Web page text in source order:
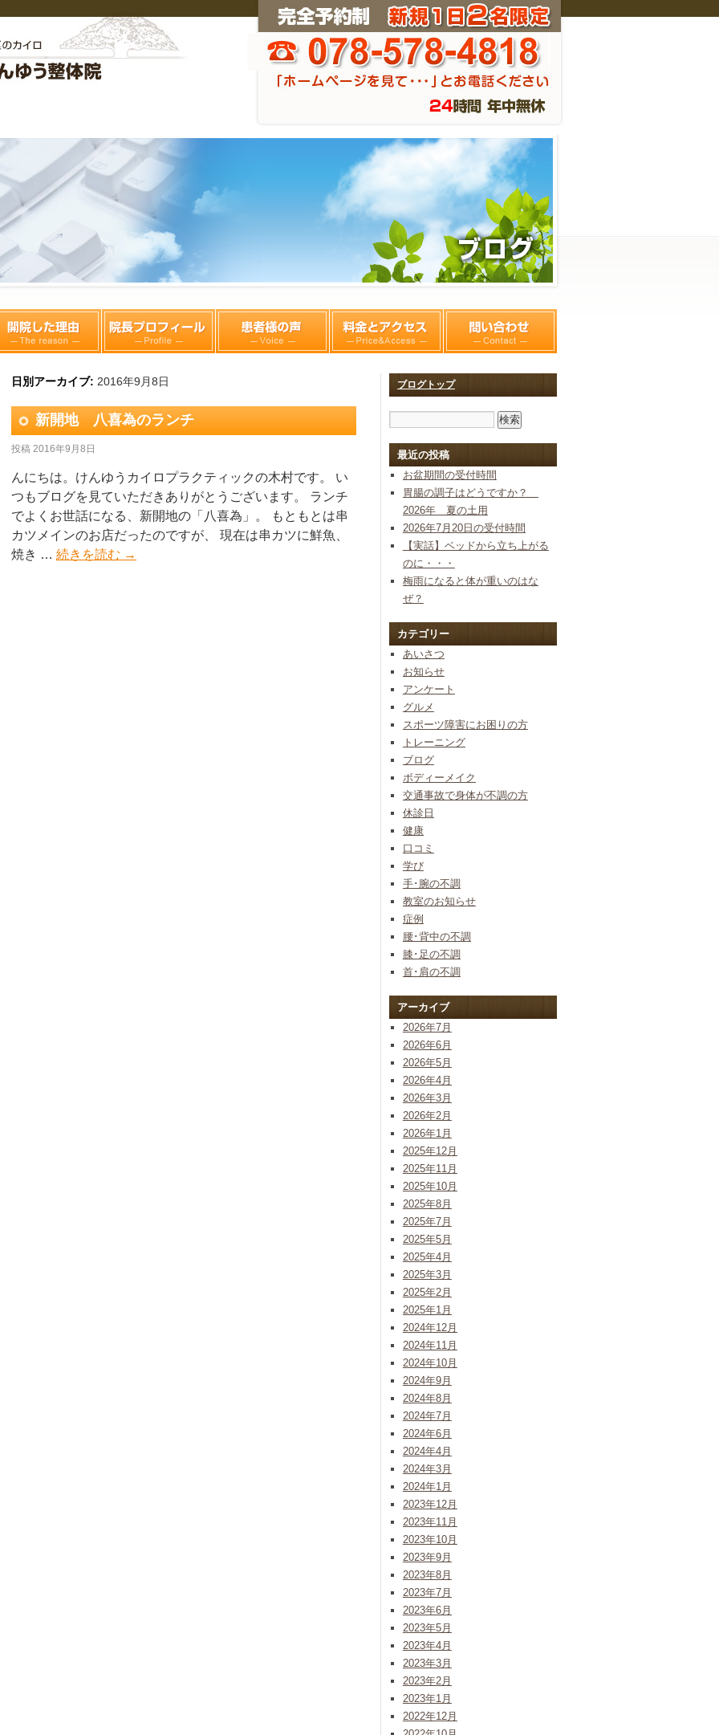
日別アーカイブ: 2016年9月8日
新開地 八喜為のランチ
投稿 2016年9月8日
んにちは。けんゆうカイロプラクティックの木村です。 い
つもブログを見ていただきありがとうございます。 ランチ
でよくお世話になる、新開地の「八喜為」。 もともとは串
カツメインのお店だったのですが、 現在は串カツに鮮魚、
焼き … 続きを読む →
ブログトップ
最近の投稿
お盆期間の受付時間
胃腸の調子はどうですか？
2026年 夏の土用
2026年7月20日の受付時間
【実話】ベッドから立ち上がる
のに・・・
梅雨になると体が重いのはな
ぜ？
カテゴリー
あいさつ
お知らせ
アンケート
グルメ
スポーツ障害にお困りの方
トレーニング
ブログ
ボディーメイク
交通事故で身体が不調の方
休診日
健康
口コミ
学び
手･腕の不調
教室のお知らせ
症例
腰･背中の不調
膝･足の不調
首･肩の不調
アーカイブ
2026年7月
2026年6月
2026年5月
2026年4月
2026年3月
2026年2月
2026年1月
2025年12月
2025年11月
2025年10月
2025年8月
2025年7月
2025年5月
2025年4月
2025年3月
2025年2月
2025年1月
2024年12月
2024年11月
2024年10月
2024年9月
2024年8月
2024年7月
2024年6月
2024年4月
2024年3月
2024年1月
2023年12月
2023年11月
2023年10月
2023年9月
2023年8月
2023年7月
2023年6月
2023年5月
2023年4月
2023年3月
2023年2月
2023年1月
2022年12月